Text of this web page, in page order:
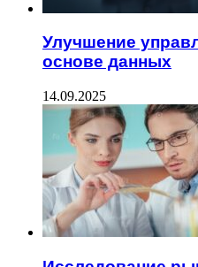
Улучшение
основе данных
14.09.2025